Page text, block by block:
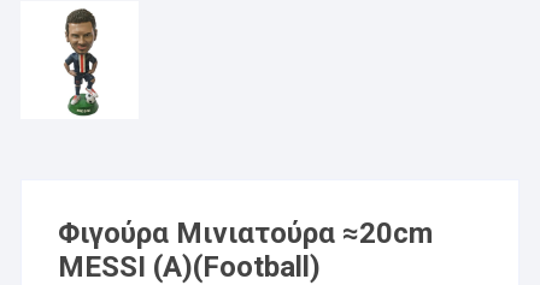
Φιγούρα Μινιατούρα ≈20cm
MESSI (A)(Football)